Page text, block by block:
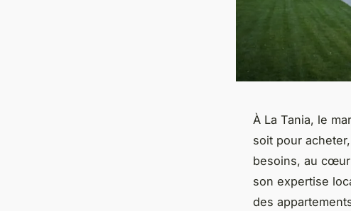
À La Tania, le
soit pour
besoins, au cœur
son expertise
des